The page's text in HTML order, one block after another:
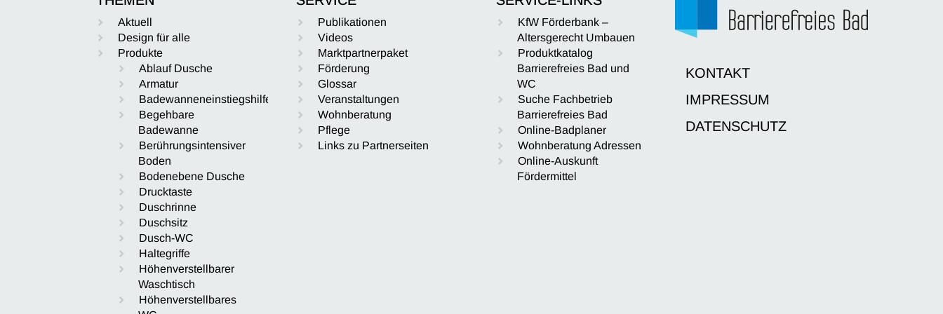
Aktuell
Design für alle
Produkte
Ablauf Dusche
Armatur
Badewanneneinstiegshilfe
Begehbare
Badewanne
Berührungsintensiver
Boden
Bodenebene Dusche
Drucktaste
Duschrinne
Duschsitz
Dusch-WC
Haltegriffe
Höhenverstellbarer
Waschtisch
Höhenverstellbares
Publikationen
Videos
Marktpartnerpaket
Förderung
Glossar
Veranstaltungen
Wohnberatung
Pflege
Links zu Partnerseiten
KfW Förderbank –
Altersgerecht Umbauen
Produktkatalog
Barrierefreies Bad und
WC
Suche Fachbetrieb
Barrierefreies Bad
Online-Badplaner
Wohnberatung Adressen
Online-Auskunft
Fördermittel
KONTAKT
IMPRESSUM
DATENSCHUTZ